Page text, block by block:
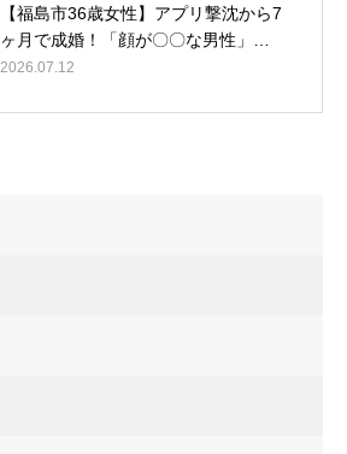
【福島市36歳女性】アプリ撃沈から7
ヶ月で成婚！「顔が〇〇な男性」…
2026.07.12